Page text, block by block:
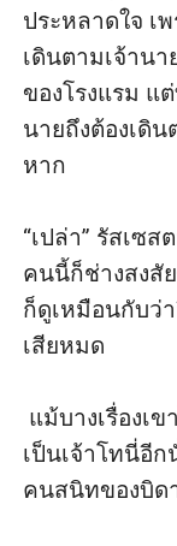
ประหลาดใจ เ
เดินตามเจ้าน
ของโรงแรม แ
นายถึงต้องเดิ
หาก
“เปล่า” รัสเซ
คนนี้ก็ช่างสงสั
ก็ดูเหมือนกับว่
เสียหมด
แม้บางเรื่องเ
เป็นเจ้าโทนี่อี
คนสนิทของบิด